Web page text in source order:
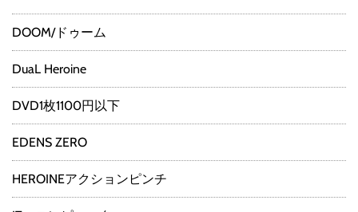
DOOM/ドゥーム
DuaL Heroine
DVD1枚1100円以下
EDENS ZERO
HEROINEアクションピンチ